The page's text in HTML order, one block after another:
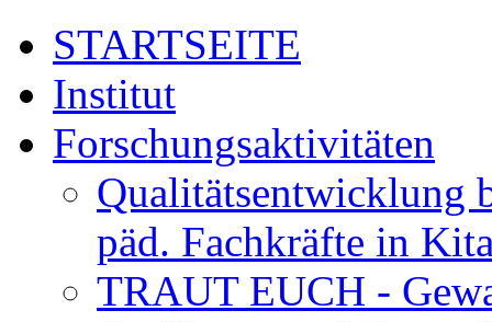
STARTSEITE
Institut
Forschungsaktivitäten
Qualitätsentwicklung
päd. Fachkräfte in
TRAUT EUCH -